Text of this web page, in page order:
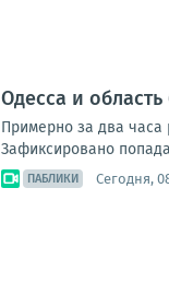
Одесса и
Примерно за два часа
Зафиксировано
ПАБЛИКИ Сегодня,